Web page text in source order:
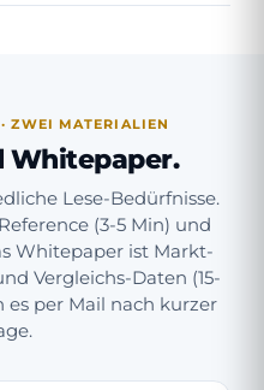
ZWEI MATERIALIEN
Whitepaper.
Lese-Bedürfnisse.
(3-5 Min) und
Whitepaper ist Markt-
Vergleichs-Daten (15-
per Mail nach kurzer